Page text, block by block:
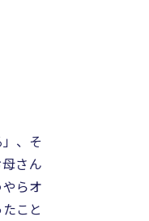
、そ
さん
らオ
こと